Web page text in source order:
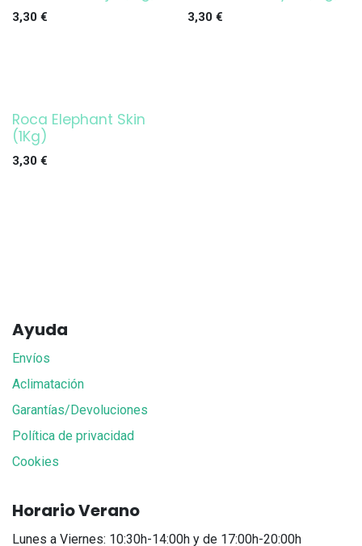
3,30 € 3,30€
Roca Elephant Skin
(1Kg)
3,30 €
Ayuda
Envíos
Aclimatación
Garantías/Devoluciones
Política de privacidad
Cookies
Horario Verano
Lunes a Viernes: 10:30h-14:00h y de 17:00h-20:00h